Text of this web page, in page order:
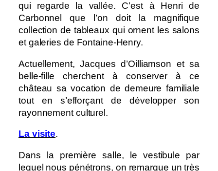
qui regarde la vallée. C’est à Henri de
Carbonnel que l’on doit la magnifique
collection de tableaux qui ornent les salons
et galeries de Fontaine-Henry.
Actuellement, Jacques d’Oilliamson et sa
belle-fille cherchent à conserver à ce
château sa vocation de demeure familiale
tout en s’efforçant de développer son
rayonnement culturel.
La visite.
Dans la première salle, le vestibule par
lequel nous pénétrons, on remarque un très